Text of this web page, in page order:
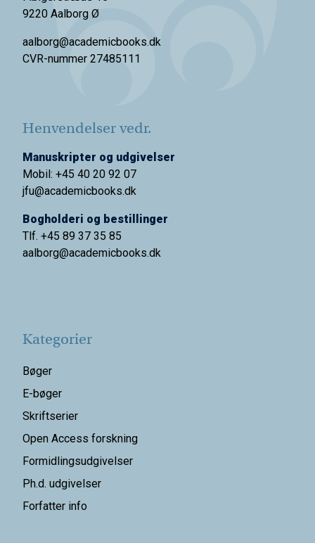
9220 Aalborg Ø
aalborg@academicbooks.dk
CVR-nummer 27485111
Henvendelser vedr.
Manuskripter og udgivelser
Mobil: +45 40 20 92 07
jfu@academicbooks.dk
Bogholderi og bestillinger
Tlf. +45 89 37 35 85
aalborg@academicbooks.dk
Kategorier
Bøger
E-bøger
Skriftserier
Open Access forskning
Formidlingsudgivelser
Ph.d. udgivelser
Forfatter info